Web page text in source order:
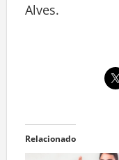
Alves.
Relacionado